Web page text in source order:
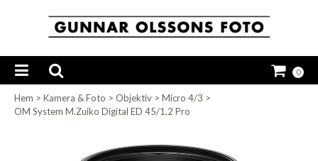
0
Hem > Kamera & Foto > Objektiv > Micro 4/3 >
OM System M.Zuiko Digital ED 45/1,2 Pro